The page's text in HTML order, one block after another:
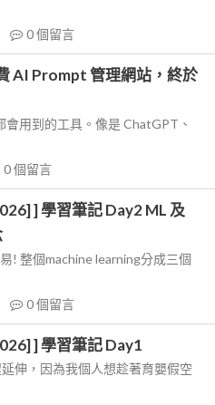
0個留言
AI Prompt 管理網站，終於
用到的工具。像是 ChatGPT、
0個留言
] 學習筆記 Day2 ML 及
! 整個machine learning分成三個
0個留言
] 學習筆記 Day1
伸，因為我個人想趁著育嬰假空